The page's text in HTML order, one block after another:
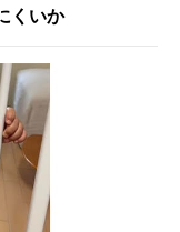
くいか